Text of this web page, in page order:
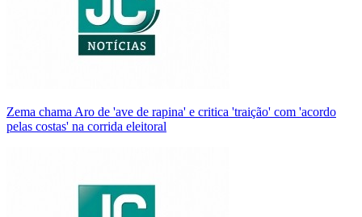
Zema chama Aro de 'ave de rapina' e critica 'traição' com 'acordo
pelas costas' na corrida eleitoral